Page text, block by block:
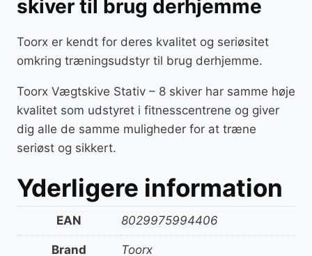
skiver til brug derhjemme
Toorx er kendt for deres kvalitet og seriøsitet
omkring træningsudstyr til brug derhjemme.
Toorx Vægtskive Stativ – 8 skiver har samme høje
kvalitet som udstyret i fitnesscentrene og giver
dig alle de samme muligheder for at træne
seriøst og sikkert.
Yderligere information
EAN 8029975994406
Brand Toorx